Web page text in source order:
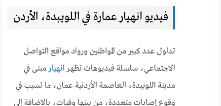
فيديو انهيار عمارة في اللويبدة، الأردن
تداول عدد كبير من المواطنين ورواد مواقع التواصل
الاجتماعي، سلسلة فيديوهات تظهر انهيار مبنى في
مدينة اللويبدة، العاصمة الأردنية عمان، ما تسبب في
وقوع إصابات متعددة، من بينها وفيات، بالإضافة إلى